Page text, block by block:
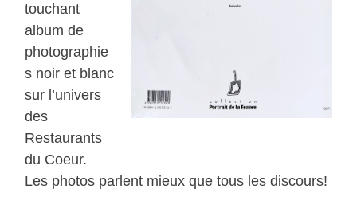
touchant
album de
photographie
s noir et blanc
sur l’univers
des
Restaurants
du Coeur.
Les photos parlent mieux que tous les discours!